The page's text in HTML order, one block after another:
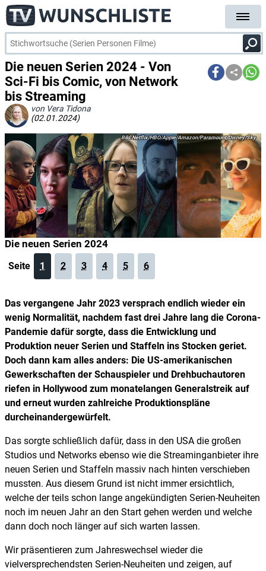
Die neuen Serien 2024 - Von
Sci-Fi bis Comic, von Network
bis Streaming
von Vera Tidona
(02.01.2024)
Die neuen Serien 2024
Netflix/HBO/Apple/Amazon/Paramount/Disney/Sky
Seite 1 2 3 4 5 6
Das vergangene Jahr 2023 versprach endlich wieder ein
wenig Normalität, nachdem fast drei Jahre lang die Corona-
Pandemie dafür sorgte, dass die Entwicklung und
Produktion neuer Serien und Staffeln ins Stocken geriet.
Doch dann kam alles anders: Die US-amerikanischen
Gewerkschaften der Schauspieler und Drehbuchautoren
riefen in Hollywood zum monatelangen Generalstreik auf
und erneut wurden zahlreiche Produktionspläne
durcheinandergewürfelt.
Das sorgte schließlich dafür, dass in den USA die großen
Studios und Networks ebenso wie die Streaminganbieter ihre
neuen Serien und Staffeln massiv nach hinten verschieben
mussten. Aus diesem Grund ist nicht immer ersichtlich,
welche der teils schon lange angekündigten Serien-Neuheiten
noch im neuen Jahr an den Start gehen werden und welche
dann doch noch länger auf sich warten lassen.
Wir präsentieren zum Jahreswechsel wieder die
vielversprechendsten Serien-Neuheiten und zeigen, auf